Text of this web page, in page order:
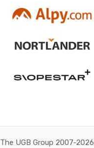
The UGB Group 2007-2026